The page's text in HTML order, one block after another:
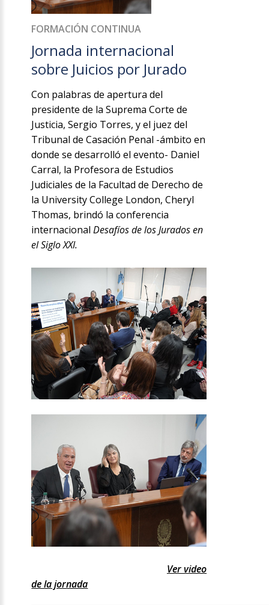
FORMACIÓN CONTINUA
Jornada internacional
sobre Juicios por Jurado
Con palabras de apertura del
presidente de la Suprema Corte de
Justicia, Sergio Torres, y el juez del
Tribunal de Casación Penal -ámbito en
donde se desarrolló el evento- Daniel
Carral, la Profesora de Estudios
Judiciales de la Facultad de Derecho de
la University College London, Cheryl
Thomas, brindó la conferencia
internacionalDesafíos de los Jurados en
el Siglo XXI.
Ver video
de la jornada